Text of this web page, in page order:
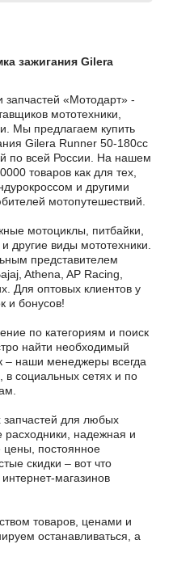
зажигания Gilera
запчастей «Мотодарт» -
мототехники,
Мы предлагаем купить
Gilera Runner 50-180cc
по всей России. На нашем
товаров как для тех,
и другими
мотопутешествий.
мотоциклы, питбайки,
другие виды мототехники.
представителем
Athena, AP Racing,
Для оптовых клиентов у
и бонусов!
по категориям и поиск
найти необходимый
– наши менеджеры всегда
в социальных сетях и по
для любых
расходники, надежная и
цены, постоянное
скидки – вот что
магазинов
товаров, ценами и
останавливаться, а